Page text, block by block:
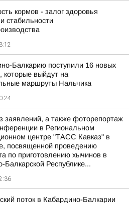
кормов - залог здоровья
стабильности
Балкарию поступили 16 новых
которые выйдут на
маршруты Нальчика
заявлений, а также фоторепортаж
в Региональном
центре "ТАСС Кавказ" в
посвященной проведению
по приготовлению хычинов в
Балкарской Республике...
поток в Кабардино-Балкарии